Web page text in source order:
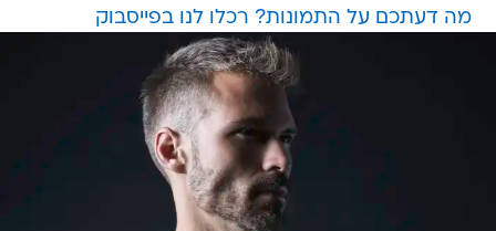
מה דעתכם על התמונות? רכלו לנו בפייסבוק